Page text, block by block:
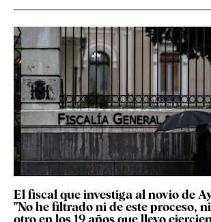
El fiscal que investiga al novio de
"No he filtrado ni de este proceso,
otro en los 19 años que llevo